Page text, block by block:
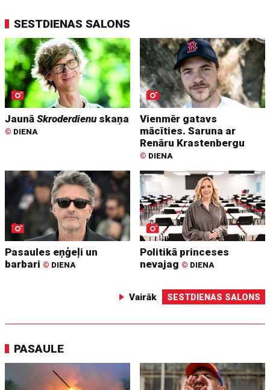
SESTDIENAS SALONS
JaunāSkroderdienuskaņa
© DIENA
Vienmēr gatavs
mācīties. Saruna ar
Renāru Krastenbergu
© DIENA
Pasaules eņģeļi un
barbari © DIENA
Politikā princeses
nevajag © DIENA
Vairāk SESTDIENAS SALONS
PASAULE